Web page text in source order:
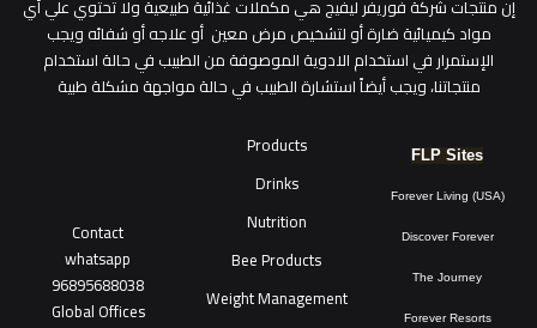
​إن منتجات شركة فوريفر ليفيج هي مكملات غذائية طبيعية ولا تحتوي علي أي
مواد كيميائية ضارة أو لتشخيص مرض معين أو علاجه أو شفائه ويجب
الإستمرار في استخدام الادوية الموصوفة من الطبيب في حالة استخدام
منتجاتنا، ويجب أيضاً استشارة الطبيب في حالة مواجهة مشكلة طبية
FLP Sites
Forever Living (USA)
Discover Forever
The Journey
Forever Resorts
Products
Drinks
Nutrition
Bee Products
Weight Management
Contact
whatsapp
96895688038
Global Offices